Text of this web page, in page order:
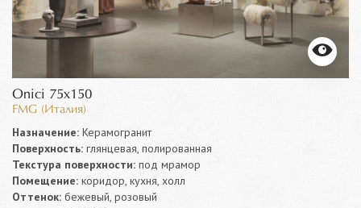
Onici 75x150
FMG (Италия)
Назначение: Керамогранит
Поверхность: глянцевая, полированная
Текстура поверхности: под мрамор
Помещение: коридор, кухня, холл
Оттенок: бежевый, розовый